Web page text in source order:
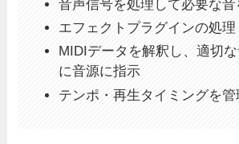
音声信号を処理して必要な
エフェクトプラグインの処理
MIDIデータを解釈し、適切
に音源に指示
テンポ・再生タイミングを